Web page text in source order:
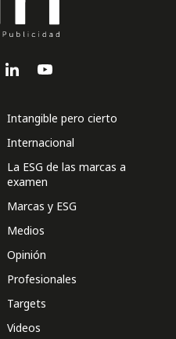
Intangible pero cierto
Internacional
La ESG de las marcas a
examen
Marcas y ESG
Medios
Opinión
Profesionales
Targets
Videos